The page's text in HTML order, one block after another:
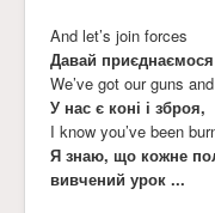
And let’s join forces
Давай приєднаємося
We’ve got our guns
У нас є коні і зброя,
I know you’ve been
Я знаю, що кожне
вивчений урок ...